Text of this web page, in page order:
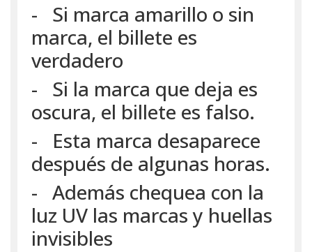
- Si marca amarillo o sin
marca, el billete es
verdadero
- Si la marca que deja es
oscura, el billete es falso.
- Esta marca desaparece
después de algunas horas.
- Además chequea con la
luz UV las marcas y huellas
invisibles